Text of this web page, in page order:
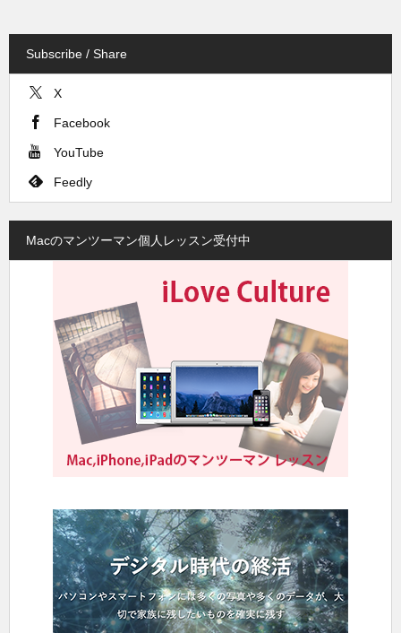
Subscribe / Share
X
Facebook
YouTube
Feedly
Macのマンツーマン個人レッスン受付中